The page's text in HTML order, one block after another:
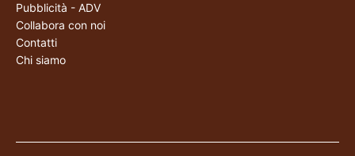
Pubblicità - ADV
Collabora con noi
Contatti
Chi siamo